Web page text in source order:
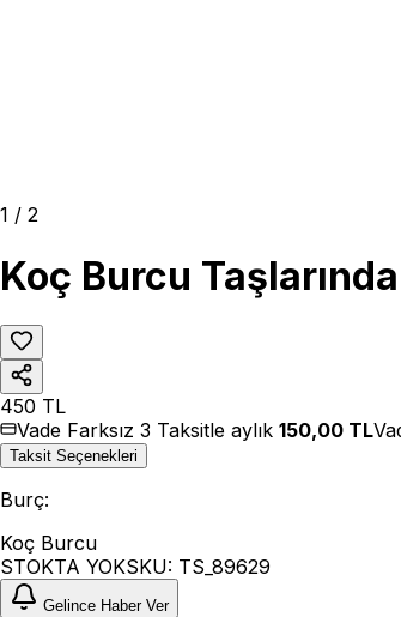
1 / 2
Koç Burcu
450 TL
Vade Farksız 3 Taksitle aylık 150,00 TL
Taksit Seçenekleri
Burç:
Koç Burcu
STOKTA YOKSKU: TS_89629
Gelince Haber Ver